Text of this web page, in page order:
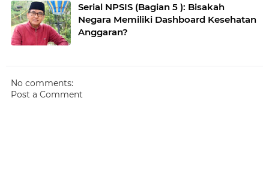
Serial NPSIS (Bagian 5 ): Bisakah
Negara Memiliki Dashboard Kesehatan
Anggaran?
No comments:
Post a Comment